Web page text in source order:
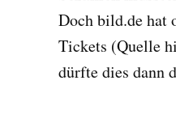
Doch bild.de hat
Tickets (Quelle
dürfte dies dann